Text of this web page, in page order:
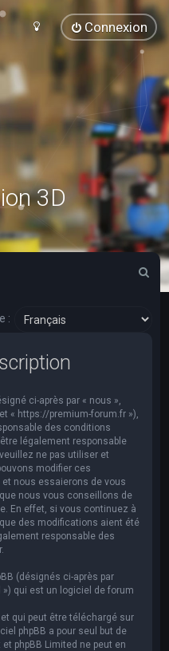
Connexion
3D
:
ci-après par « nous »,
« https://premium-forum.fr »),
des conditions
légalement responsable
ne pas utiliser et
modifier ces
nous essaierons de vous
nous vous conseillons de
En effet, si vous continuez à
des modifications aient été
responsable des
(désignés ci-après par
») qui est un logiciel de forum
et qui peut être téléchargé sur
phpBB a pour seul but de
phpBB Limited ne peut en